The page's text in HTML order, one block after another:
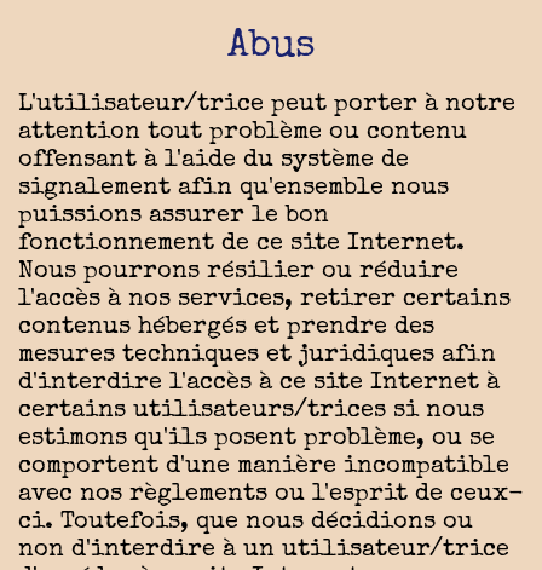
Abus
L'utilisateur/trice peut porter à notre
attention tout problème ou contenu
offensant à l'aide du système de
signalement afin qu'ensemble nous
puissions assurer le bon
fonctionnement de ce site Internet.
Nous pourrons résilier ou réduire
l'accès à nos services, retirer certains
contenus hébergés et prendre des
mesures techniques et juridiques afin
d'interdire l'accès à ce site Internet à
certains utilisateurs/trices si nous
estimons qu'ils posent problème, ou se
comportent d'une manière incompatible
avec nos règlements ou l'esprit de ceux-
ci. Toutefois, que nous décidions ou
non d'interdire à un utilisateur/trice